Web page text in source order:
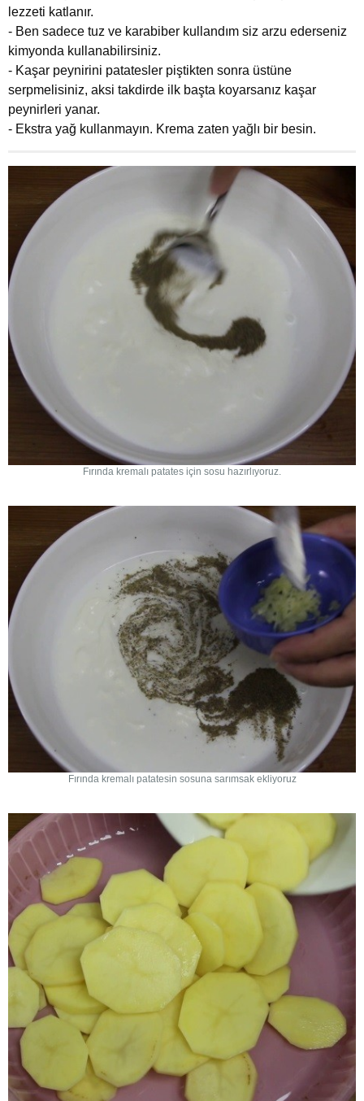
lezzeti katlanır.
- Ben sadece tuz ve karabiber kullandım siz arzu ederseniz
kimyonda kullanabilirsiniz.
- Kaşar peynirini patatesler piştikten sonra üstüne
serpmelisiniz, aksi takdirde ilk başta koyarsanız kaşar
peynirleri yanar.
- Ekstra yağ kullanmayın. Krema zaten yağlı bir besin.
Fırında kremalı patates için sosu hazırlıyoruz.
Fırında kremalı patatesin sosuna sarımsak ekliyoruz